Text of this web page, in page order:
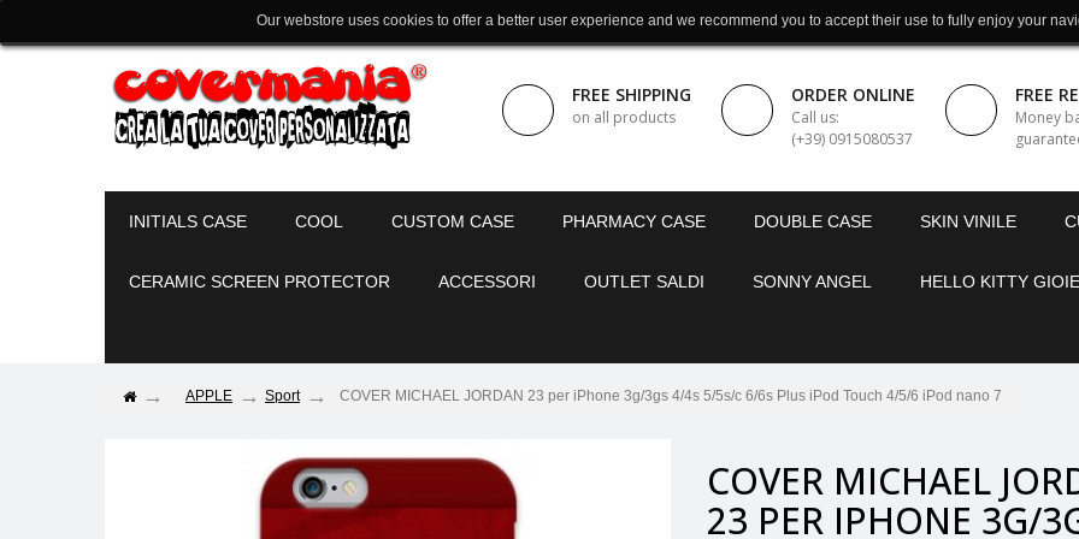
FREE SHIPPING
on all products
ORDER ONLINE
Call us:
(+39) 0915080537
FREE
Money
INITIALS CASE COOL CUSTOM CASE PHARMACY CASE DOUBLE CASE SKIN VINILE
CERAMIC SCREEN PROTECTOR ACCESSORI OUTLET SALDI SONNY ANGEL HELLO KITTY
Our webstore uses cookies to offer a better user experience and we recommend you to accept their use to fully enjoy your
APPLE Sport COVER MICHAEL JORDAN 23 per iPhone 3g/3gs 4/4s 5/5s/c 6/6s Plus iPod Touch 4/5/6 iPod nano 7
COVER MICHAEL
23 PER IPHONE 3G/